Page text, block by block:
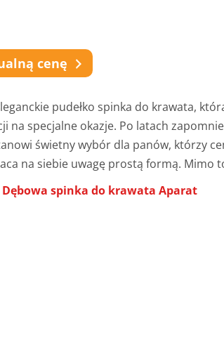
cenę
pudełko spinka do krawata,
na specjalne okazje. Po latach
świetny wybór dla panów, którzy
na siebie uwagę prostą formą. Mimo
spinka do krawata Aparat